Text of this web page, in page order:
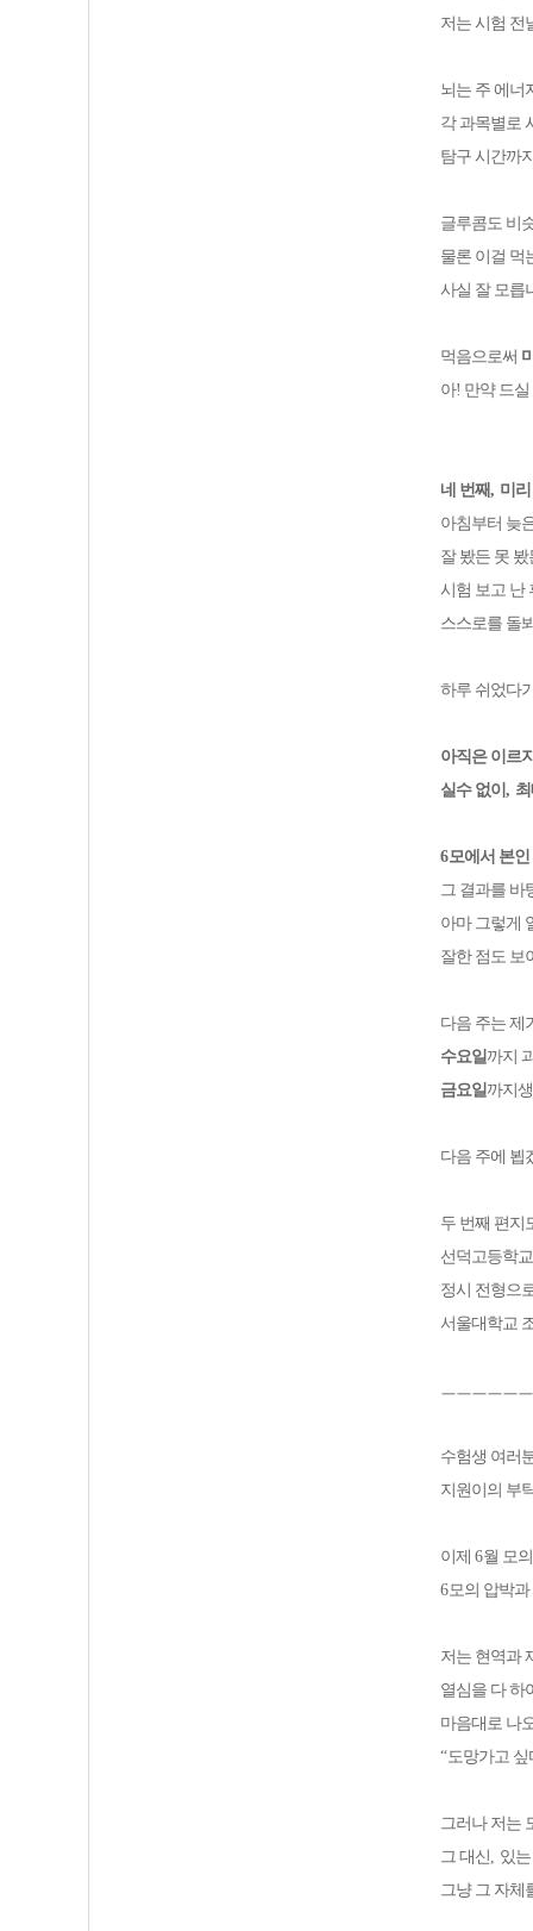
저는 시험 전
뇌는 주 에너
각 과목별로
탐구 시간까
글루콤도 비
물론 이걸 먹
사실 잘 모릅
먹음으로써
아! 만약 드
네 번째, 미
아침부터 늦
잘 봤든 못 봤
시험 보고 난
스스로를 돌
하루 쉬었다
아직은 이르
실수 없이 ,
6모에서 본
그 결과를 바
아마 그렇게
잘한 점도 보
다음 주는 제
수요일 까지
금요일 까지생
다음 주에 뵙
두 번째 편지
선덕고등학
정시 전형으
서울대학교
ㅡㅡㅡㅡㅡ
수험생 여러
지원이의 부
이제 6월 모
6모의 압박
저는 현역과
열심을 다 하
마음대로 나
“도망가고 싶
그러나 저는
그 대신
있
그냥 그 자체